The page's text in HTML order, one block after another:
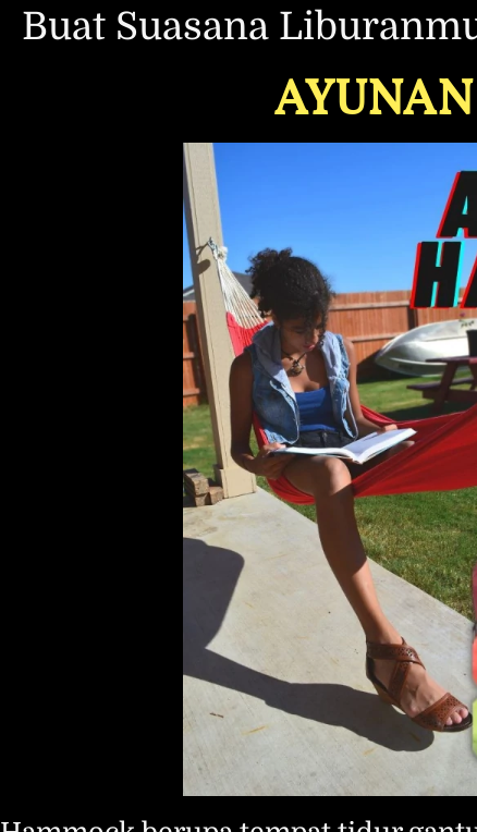
Buat Suasana